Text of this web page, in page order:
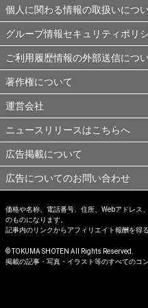
個人に関わる情報の取扱いにつ
グループ情報セキュリティポリ
ご利用履歴情報の外部送信につ
著作権について
運営会社
ニュースリリースはこちらへ
広告掲載について
広告についてのお問い合わせ
価格や名称、電話番号、住所、Webアドレス
のものになります。
記事内のリンクからアフィリエイト報酬を得
© TOKUMA SHOTEN All Rights Reserved.
掲載の記事・写真・イラスト等のすべてのコ